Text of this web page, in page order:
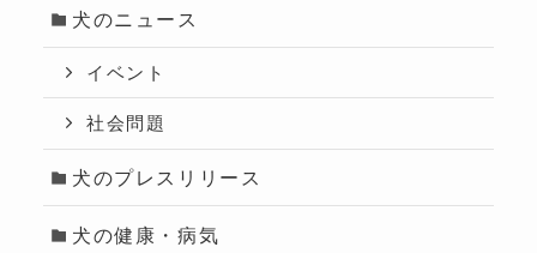
犬のニュース
イベント
社会問題
犬のプレスリリース
犬の健康・病気